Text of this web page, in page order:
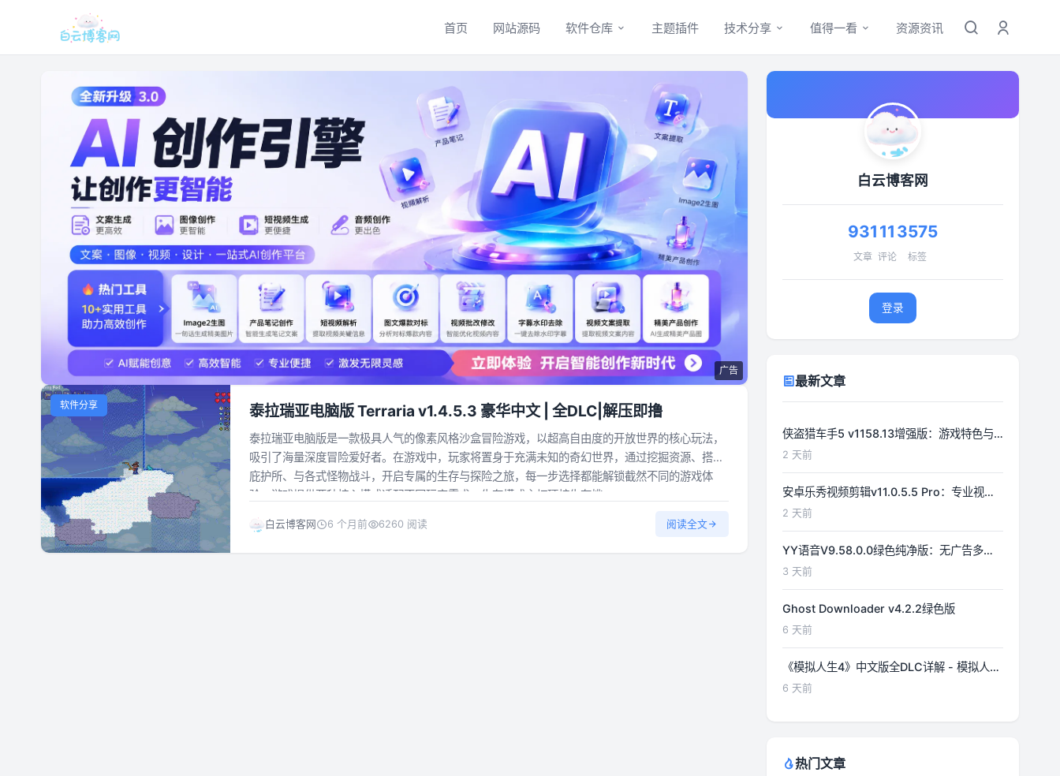
首页 网站源码 软件仓库 主题插件 技术分享 值得一看 资源资讯
广告
软件分享 泰拉瑞亚电脑版 Terraria v1.4.5.3 豪华中文 | 全DLC|解压即撸
泰拉瑞亚电脑版是一款极具人气的像素风格沙盒冒险游戏，以超高自由度的开放世界的核心玩法，
吸引了海量深度冒险爱好者。在游戏中，玩家将置身于充满未知的奇幻世界，通过挖掘资源、搭建
庇护所、与各式怪物战斗，开启专属的生存与探险之旅，每一步选择都能解锁截然不同的游戏体
验。游戏提供两种核心模式适配不同玩家需求：生存模式主打硬核生存挑...
白云博客网 6 个月前 6260 阅读 阅读全文
白云博客网
931
文章
11
评论
3575
标签
登录
最新文章
侠盗猎车手5 v1158.13增强版：游戏特色与
功能详解
2 天前
安卓乐秀视频剪辑v11.0.5.5 Pro：专业视频
编辑工具详解
2 天前
YY语音V9.58.0.0绿色纯净版：无广告多开
体验优化
3 天前
Ghost Downloader v4.2.2绿色版
6 天前
《模拟人生4》中文版全DLC详解 - 模拟人生
游戏指南
6 天前
热门文章